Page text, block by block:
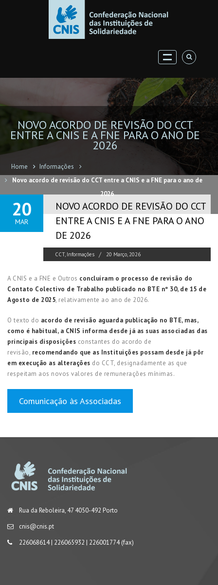
NOVO ACORDO DE REVISÃO DO CCT
ENTRE A CNIS E A FNE PARA O ANO DE
2026
Home
Informações
Novo acordo de revisão do CCT entre a CNIS e a FNE para o ano de
2026
20
MAR
NOVO ACORDO DE REVISÃO DO CCT
ENTRE A CNIS E A FNE PARA O ANO
DE 2026
CCT, Informações 20 Março, 2026
A CNIS e a FNE e Outros concluíram o processo de revisão do
Contato Colectivo de Trabalho publicado no BTE nº 30, de 15 de
Agosto de 2025, relativamente ao ano de 2026.
O texto do acordo de revisão aguarda publicação no BTE, mas,
como é habitual, a CNIS informa desde já as suas associadas das
principais disposições constantes do acordo de
revisão, recomendando que as Instituições possam desde já pôr
em execução as alterações do CCT, designadamente as que
respeitam aos novos valores de remunerações mínimas.
Comunicação às Associadas
Rua da Reboleira, 47 4050-492 Porto
cnis@cnis.pt
226068614 | 226065932 | 226001774 (fax)